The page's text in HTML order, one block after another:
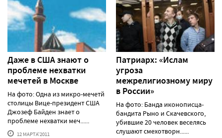
Даже в США знают о
проблеме нехватки
мечетей в Москве
На фото: Одна из микро-мечетй
столицы Вице-президент США
Джозеф Байден знает о
проблеме нехватки меч......
12 МАРТА'2011
Патриарх: «Ислам
угроза
межрелигиозному миру
в России»
На фото: Банда иконописца-
бандита Рыно и Скачевского,
убившие 20 человек веселясь
слушают смехотворн......